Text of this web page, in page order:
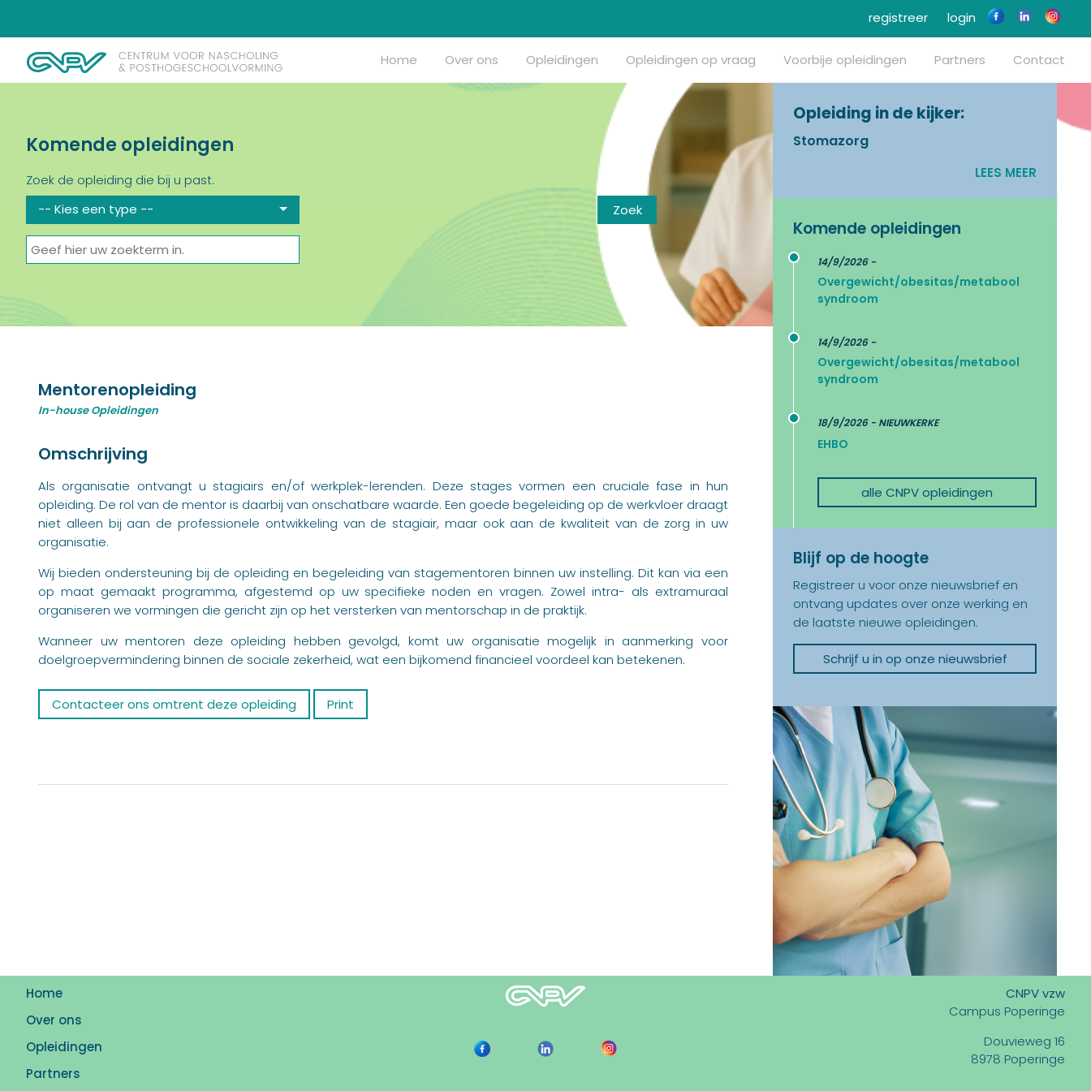
login
registreer
Home Over ons Opleidingen Opleidingen op vraag Voorbije opleidingen Partners Contact
Komende opleidingen
Zoek de opleiding die bij u past.
-- Kies een type --
Opleiding in de kijker:
Stomazorg
LEES MEER
Komende opleidingen
14/9/2026 -
Overgewicht/obesitas/metabool
syndroom
14/9/2026 -
Overgewicht/obesitas/metabool
syndroom
18/9/2026 - NIEUWKERKE
EHBO
alle CNPV opleidingen
Blijf op de hoogte
Registreer u voor onze nieuwsbrief en
ontvang updates over onze werking en
de laatste nieuwe opleidingen.
Schrijf u in op onze nieuwsbrief
Mentorenopleiding
In-house Opleidingen
Omschrijving
Als organisatie ontvangt u stagiairs en/of werkplek-lerenden. Deze stages vormen een cruciale fase in hun
opleiding. De rol van de mentor is daarbij van onschatbare waarde. Een goede begeleiding op de werkvloer draagt
niet alleen bij aan de professionele ontwikkeling van de stagiair, maar ook aan de kwaliteit van de zorg in uw
organisatie.
Wij bieden ondersteuning bij de opleiding en begeleiding van stagementoren binnen uw instelling. Dit kan via een
op maat gemaakt programma, afgestemd op uw specifieke noden en vragen. Zowel intra- als extramuraal
organiseren we vormingen die gericht zijn op het versterken van mentorschap in de praktijk.
Wanneer uw mentoren deze opleiding hebben gevolgd, komt uw organisatie mogelijk in aanmerking voor
doelgroepvermindering binnen de sociale zekerheid, wat een bijkomend financieel voordeel kan betekenen.
Contacteer ons omtrent deze opleiding Print
Home
Over ons
Opleidingen
Partners
CNPV vzw
Campus Poperinge
Douvieweg 16
8978 Poperinge